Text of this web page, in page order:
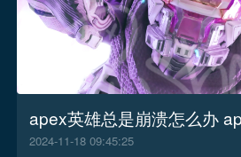
2024-11-18 09:45:25